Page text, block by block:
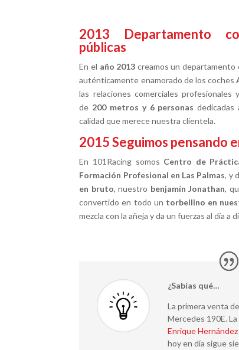
2013 Departamento
públicas
En el año 2013 creamos un departamento
auténticamente enamorado de los coches
las relaciones comerciales
de 200 metros y 6 personasdedicadas
calidad que merece nuestra clientela.
2015Seguimos pensando
En 101Racing somos Centro de
Formación Profesional en Las Palmas, y
en bruto, nuestro benjamín Jonathan,
convertido en todo un torbellino en
mezcla con la añeja y da un fuerzas al día a
¿Sabías qué…
La primera venta
Mercedes 190E.
Enrique Hernández
hoy en día sigue